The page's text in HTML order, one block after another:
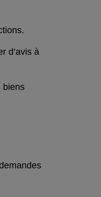
d’avis à
biens